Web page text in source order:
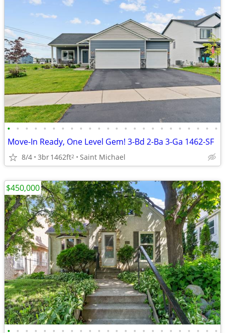
• • • • • • • • • • • • • • • • • • • • • • • •
Move-In Ready, One Level Gem! 3-Bd 2-Ba 3-Ga 1462-SF
8/4 3br1462ft2 Saint Michael
$450,000